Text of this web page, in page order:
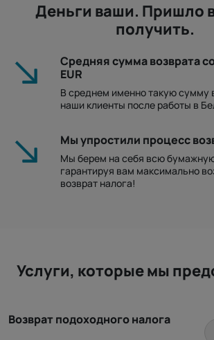
Деньги ваши. Пришло
получить.
Средняя сумма возврата
EUR
В среднем именно такую ​​сумму
наши клиенты после работы в
Мы упростили процесс
Мы берем на себя всю
гарантируя вам максимально
возврат налога!
Услуги, которые мы
Возврат подоходного налога